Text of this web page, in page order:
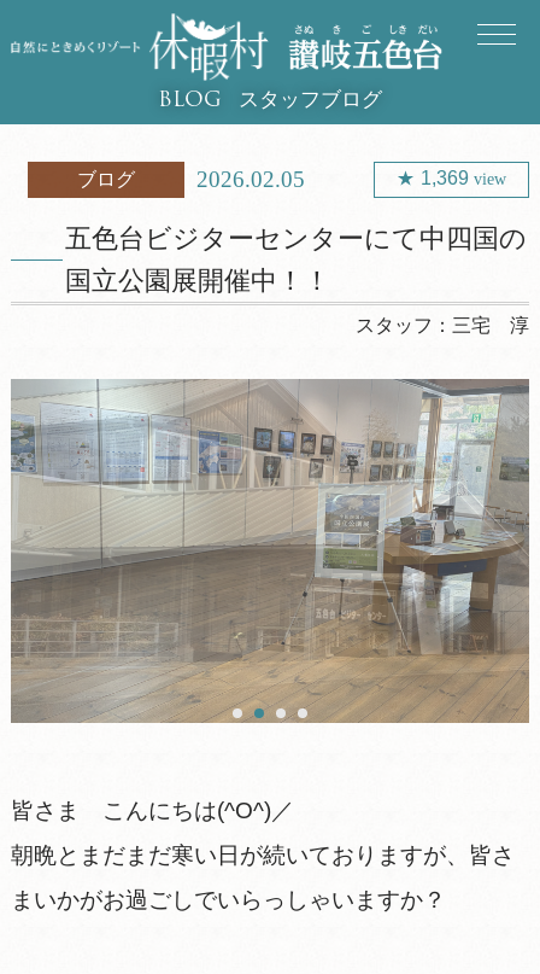
BLOG スタッフブログ
ブログ 2026.02.05 1,369view
五色台ビジターセンターにて中四国の
国立公園展開催中！！
スタッフ： 三宅 淳
皆さま こんにちは(^O^)／
朝晩とまだまだ寒い日が続いておりますが、皆さ
まいかがお過ごしでいらっしゃいますか？